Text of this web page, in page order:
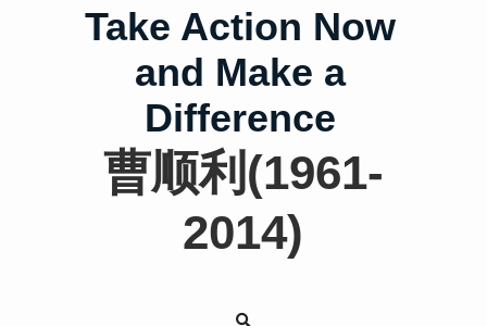
Take Action Now
and Make a
Difference
曹顺利(1961-
2014)